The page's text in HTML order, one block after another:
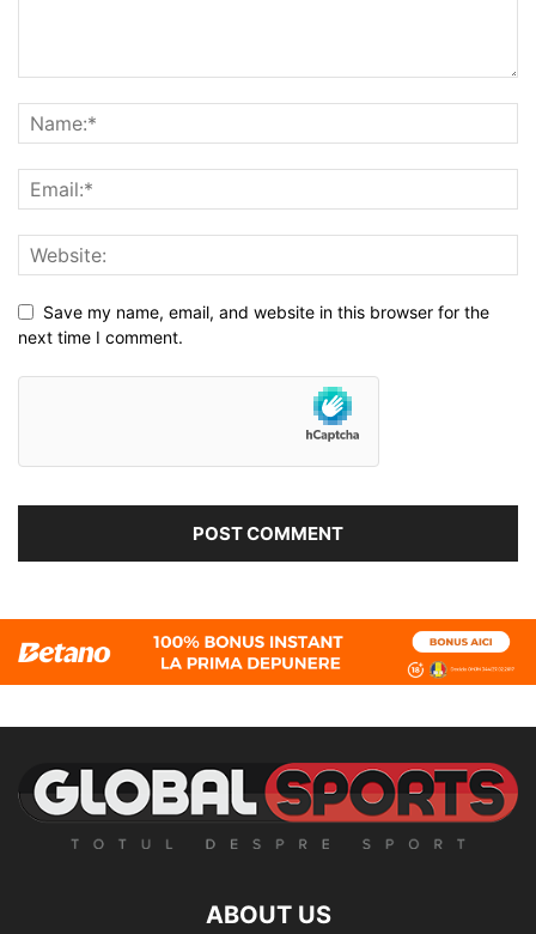
Save my name, email, and website in this browser for the
next time I comment.
ABOUT US